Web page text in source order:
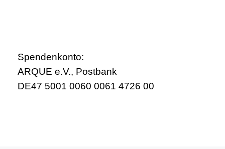
Spendenkonto:
ARQUE e.V., Postbank
DE47 5001 0060 0061 4726 00